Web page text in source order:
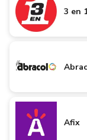
3 en
Afix